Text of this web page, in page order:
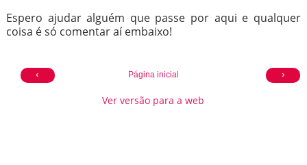
Espero ajudar alguém que passe por aqui e qualquer
coisa é só comentar aí embaixo!
‹ ›
Página inicial
Ver versão para a web